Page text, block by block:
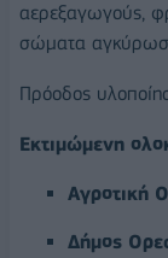
αερεξαγωγούς,
σώματα
Πρόοδος
Εκτιμώμενη
Αγροτική
Δήμος